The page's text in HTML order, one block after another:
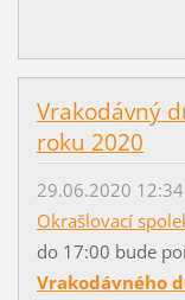
Vrakodávný
roku 2020
29.06.2020 12:34
Okrašlovací
do 17:00 bude
Vrakodávného